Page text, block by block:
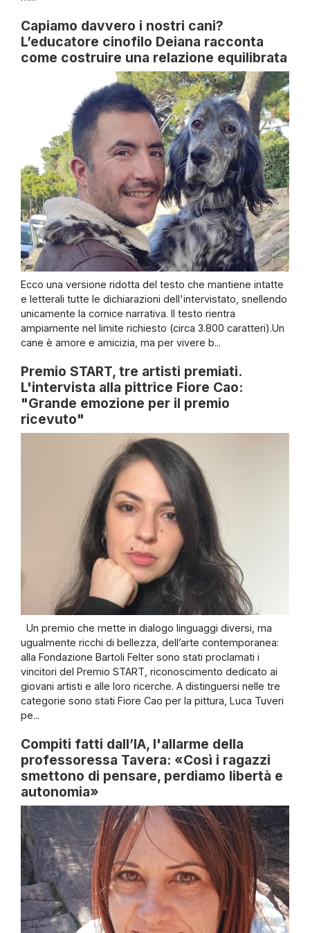
Capiamo davvero i nostri cani?
L’educatore cinofilo Deiana racconta
come costruire una relazione equilibrata
Ecco una versione ridotta del testo che mantiene intatte
e letterali tutte le dichiarazioni dell'intervistato, snellendo
unicamente la cornice narrativa. Il testo rientra
ampiamente nel limite richiesto (circa 3.800 caratteri).Un
cane è amore e amicizia, ma per vivere b...
Premio START, tre artisti premiati.
L'intervista alla pittrice Fiore Cao:
"Grande emozione per il premio
ricevuto"
Un premio che mette in dialogo linguaggi diversi, ma
ugualmente ricchi di bellezza, dell’arte contemporanea:
alla Fondazione Bartoli Felter sono stati proclamati i
vincitori del Premio START, riconoscimento dedicato ai
giovani artisti e alle loro ricerche. A distinguersi nelle tre
categorie sono stati Fiore Cao per la pittura, Luca Tuveri
pe...
Compiti fatti dall’IA, l'allarme della
professoressa Tavera: «Così i ragazzi
smettono di pensare, perdiamo libertà e
autonomia»